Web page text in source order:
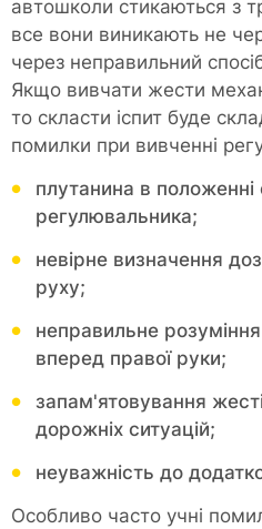
автошколи стикаються з
все вони виникають не
через неправильний
Якщо вивчати жести
то скласти іспит буде
помилки при вивченні
плутанина в положенні
регулювальника;
невірне визначення
руху;
неправильне
вперед правої руки;
запам'ятовування
дорожніх ситуацій;
неуважність до
Особливо часто учні